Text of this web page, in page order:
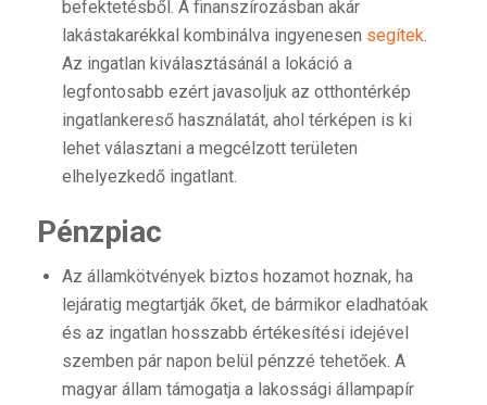
befektetésből. A finanszírozásban akár
lakástakarékkal kombinálva ingyenesen segítek
Az ingatlan kiválasztásánál a lokáció a
legfontosabb ezért javasoljuk az otthontérkép
ingatlankereső használatát, ahol térképen is ki
lehet választani a megcélzott területen
elhelyezkedő ingatlant.
Pénzpiac
Az államkötvények biztos hozamot hoznak, ha
lejáratig megtartják őket, de bármikor eladhatóak
és az ingatlan hosszabb értékesítési idejével
szemben pár napon belül pénzzé tehetőek. A
magyar állam támogatja a lakossági állampapír